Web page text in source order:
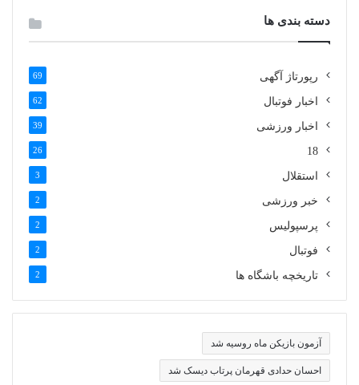
دسته بندی ها
رپورتاژ آگهی 69
اخبار فوتبال 62
اخبار ورزشی 39
18
26
استقلال 3
خبر ورزشی 2
پرسپولیس 2
فوتبال 2
تاریخچه باشگاه ها 2
آزمون بازیکن ماه روسیه شد
احسان حدادی قهرمان پرتاب دیسک شد